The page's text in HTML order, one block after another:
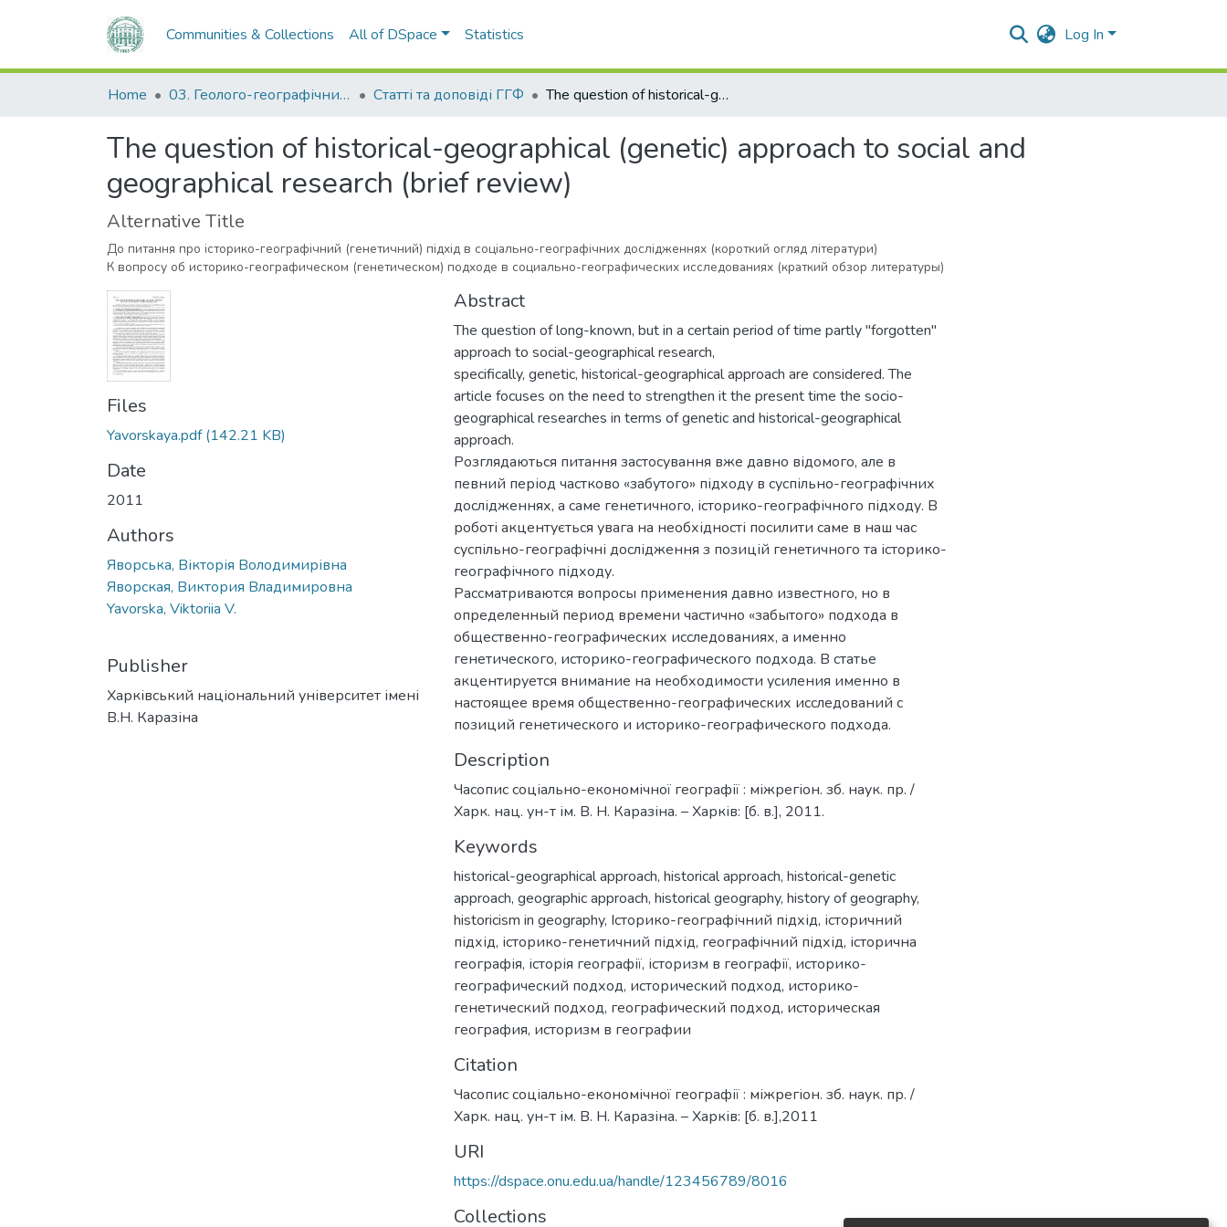
Communities & Collections All of DSpace Statistics Log In
Home 03. Геолого-географічний факультет Статті та доповіді ГГФ The question of historical-geographical (genetic) approach to social and geographical research (brief review)
The question of historical-geographical (genetic) approach to social and
geographical research (brief review)
Alternative Title
До питання про історико-географічний (генетичний) підхід в соціально-географічних дослідженнях (короткий огляд літератури)
К вопросу об историко-географическом (генетическом) подходе в социально-географических исследованиях (краткий обзор литературы)
Files
Yavorskaya.pdf(142.21 KB)
Date
2011
Authors
Яворська, Вікторія Володимирівна
Яворская, Виктория Владимировна
Yavorska, Viktoriia V.
Publisher
Харківський національний університет імені
В.Н. Каразіна
Abstract
The question of long-known, but in a certain period of time partly "forgotten"
approach to social-geographical research,
specifically, genetic, historical-geographical approach are considered. The
article focuses on the need to strengthen it the present time the socio-
geographical researches in terms of genetic and historical-geographical
approach.
Розглядаються питання застосування вже давно відомого, але в
певний період частково «забутого» підходу в суспільно-географічних
дослідженнях, а саме генетичного, історико-географічного підходу. В
роботі акцентується увага на необхідності посилити саме в наш час
суспільно-географічні дослідження з позицій генетичного та історико-
географічного підходу.
Рассматриваются вопросы применения давно известного, но в
определенный период времени частично «забытого» подхода в
общественно-географических исследованиях, а именно
генетического, историко-географического подхода. В статье
акцентируется внимание на необходимости усиления именно в
настоящее время общественно-географических исследований с
позиций генетического и историко-географического подхода.
Description
Часопис соціально-економічної географії : міжрегіон. зб. наук. пр. /
Харк. нац. ун-т ім. В. Н. Каразіна. – Харків: [б. в.], 2011.
Keywords
historical-geographical approach, historical approach, historical-genetic
approach, geographic approach, historical geography, history of geography,
historicism in geography, Історико-географічний підхід, історичний
підхід, історико-генетичний підхід, географічний підхід, історична
географія, історія географії, історизм в географії, историко-
географический подход, исторический подход, историко-
генетический подход, географический подход, историческая
география, историзм в географии
Citation
Часопис соціально-економічної географії : міжрегіон. зб. наук. пр. /
Харк. нац. ун-т ім. В. Н. Каразіна. – Харків: [б. в.],2011
URI
https://dspace.onu.edu.ua/handle/123456789/8016
Collections